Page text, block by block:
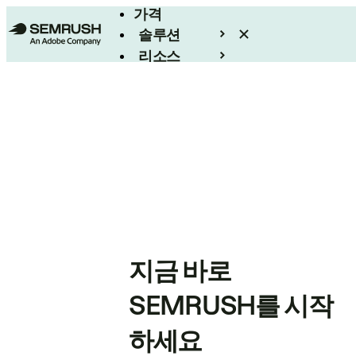
가격
솔루션
리소스
지금 바로
SEMRUSH를 시작
하세요